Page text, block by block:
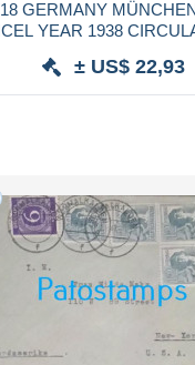
GERMANY
YEAR 1938
± US$ 22,93